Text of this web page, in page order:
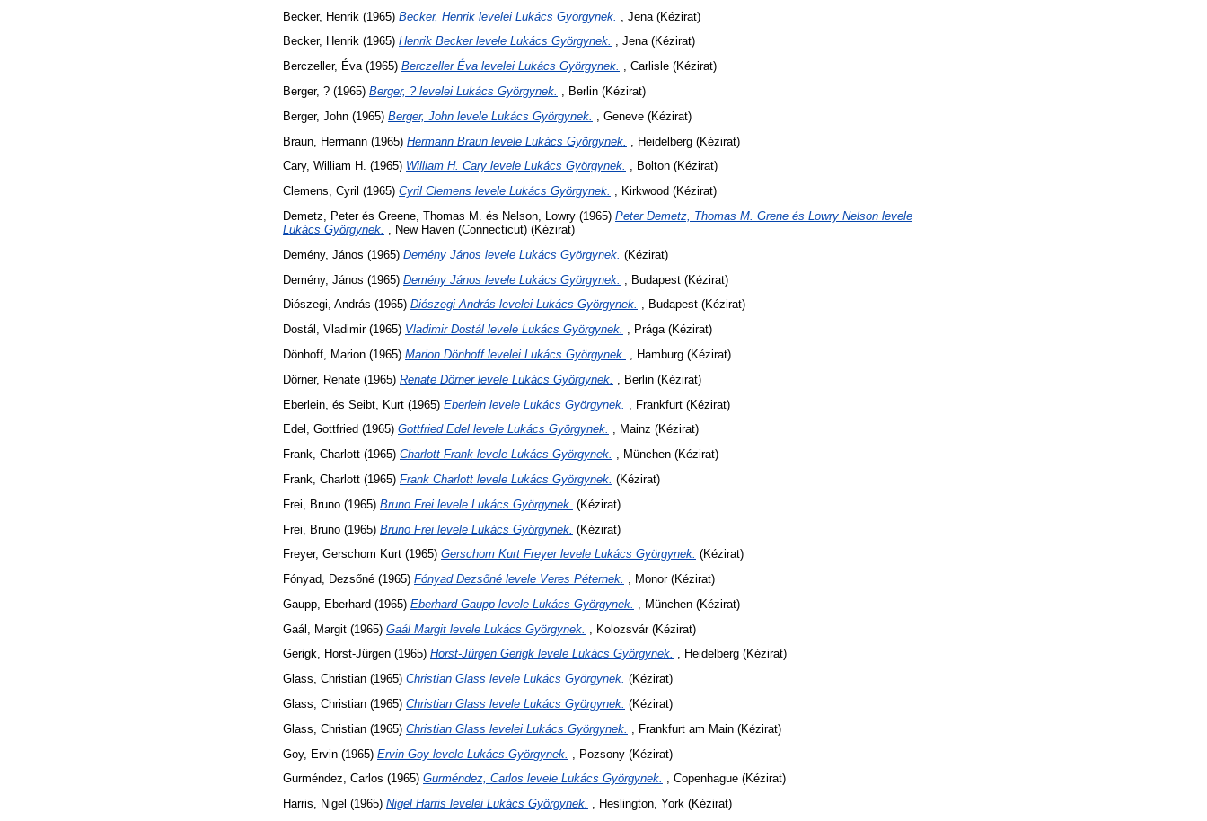
Becker, Henrik (1965) Becker, Henrik levelei Lukács Györgynek.
, Jena (Kézirat)
Becker, Henrik (1965) Henrik Becker levele Lukács Györgynek. , Jena (Kézirat)
Berczeller, Éva(1965) Berczeller Éva levelei Lukács Györgynek. , Carlisle (Kézirat)
Berger, ? (1965) Berger, ? levelei Lukács Györgynek.
, Berlin (Kézirat)
Berger, John (1965) Berger, John levele Lukács Györgynek.
, Geneve (Kézirat)
Braun, Hermann (1965) Hermann Braun levele Lukács Györgynek.
, Heidelberg (Kézirat)
Cary, William H. (1965) William H. Cary levele Lukács Györgynek. , Bolton (Kézirat)
Clemens, Cyril (1965) Cyril Clemens levele Lukács Györgynek. , Kirkwood (Kézirat)
Demetz, Peterés Greene, Thomas M. és Nelson, Lowry (1965) Peter Demetz, Thomas M. Grene és Lowry Nelson levele
Lukács Györgynek.
, New Haven (Connecticut) (Kézirat)
Demény, János (1965) Demény János levele Lukács Györgynek. (Kézirat)
Demény, János (1965) Demény János levele Lukács Györgynek.
, Budapest (Kézirat)
Diószegi, András (1965) Diószegi András levelei Lukács Györgynek. , Budapest (Kézirat)
Dostál, Vladimir(1965) Vladimir Dostál levele Lukács Györgynek. , Prága (Kézirat)
Dönhoff, Marion (1965) Marion Dönhoff levelei Lukács Györgynek.
, Hamburg (Kézirat)
Dörner, Renate (1965) Renate Dörner levele Lukács Györgynek.
, Berlin (Kézirat)
Eberlein, és Seibt, Kurt (1965) Eberlein levele Lukács Györgynek.
, Frankfurt (Kézirat)
Edel, Gottfried (1965) Gottfried Edel levele Lukács Györgynek. , Mainz (Kézirat)
Frank, Charlott (1965) Charlott Frank levele Lukács Györgynek. , München (Kézirat)
Frank, Charlott (1965) Frank Charlott levele Lukács Györgynek. (Kézirat)
Frei, Bruno (1965) Bruno Frei levele Lukács Györgynek. (Kézirat)
Frei, Bruno (1965) Bruno Frei levele Lukács Györgynek. (Kézirat)
Freyer, Gerschom Kurt (1965) Gerschom Kurt Freyer levele Lukács Györgynek. (Kézirat)
Fónyad, Dezsőné (1965) Fónyad Dezsőné levele Veres Péternek. , Monor (Kézirat)
Gaupp, Eberhard (1965) Eberhard Gaupp levele Lukács Györgynek.
, München (Kézirat)
Gaál, Margit (1965) Gaál Margit levele Lukács Györgynek.
, Kolozsvár (Kézirat)
Gerigk, Horst-Jürgen (1965) Horst-Jürgen Gerigk levele Lukács Györgynek. , Heidelberg (Kézirat)
Glass, Christian (1965) Christian Glass levele Lukács Györgynek. (Kézirat)
Glass, Christian (1965) Christian Glass levele Lukács Györgynek. (Kézirat)
Glass, Christian (1965) Christian Glass levelei Lukács Györgynek.
, Frankfurt am Main (Kézirat)
Goy, Ervin (1965) Ervin Goy levele Lukács Györgynek.
, Pozsony (Kézirat)
Gurméndez, Carlos (1965) Gurméndez, Carlos levele Lukács Györgynek. , Copenhague (Kézirat)
Harris, Nigel (1965) Nigel Harris levelei Lukács Györgynek. , Heslington, York (Kézirat)